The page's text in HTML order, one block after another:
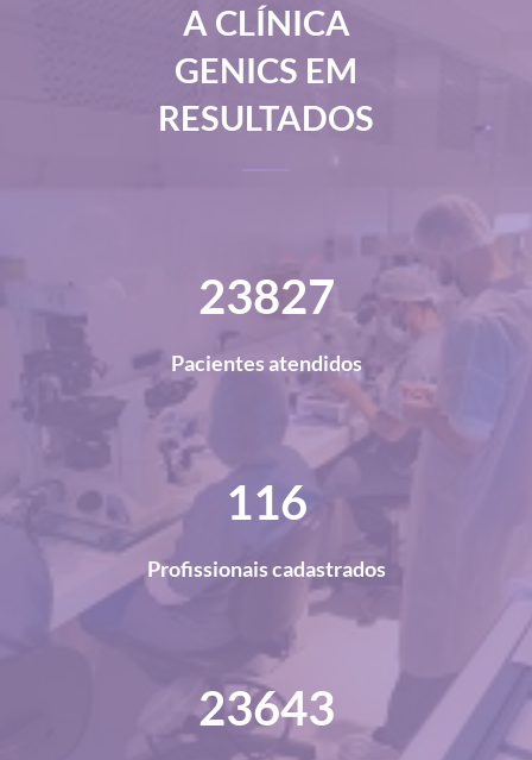
A CLÍNICA
GENICS EM
RESULTADOS
29121
Pacientes atendidos
142
Profissionais cadastrados
28897